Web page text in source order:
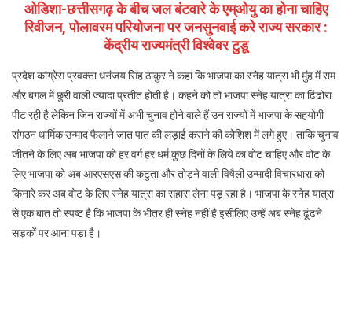
:
कांग्रेस
ओडिशा-छत्तीसगढ़ के बीच जल बंटवारे के एम्ओयु का होना चाहिए
रिवीजन, पोलावरम परियोजना पर जनसुनवाई करे राज्य सरकार :
केंद्रीय राज्यमंत्री विश्वेवर टुडू
प्रदेश कांग्रेस प्रवक्ता धनंजय सिंह ठाकुर ने कहा कि भाजपा का स्नेह यात्रा भी मुंह में राम
और बगल में छुरी वाली ज्यादा प्रतीत होती है। कहने को तो भाजपा स्नेह यात्रा का ढिंढोरा
पीट रही है लेकिन जिन राज्यों में अभी चुनाव होने वाले हैं उन राज्यों में भाजपा के सहयोगी
संगठन धार्मिक उन्माद फैलाने जात पात की लड़ाई कराने की कोशिश में लगे हुए। ताकि चुनाव
जीतने के लिए अब भाजपा को हर वर्ग हर धर्म कुछ दिनों के लिये का वोट चाहिए और वोट के
लिए भाजपा को अब आरएसएस की कटुता और तोड़ने वाली विषैली उन्मादी विचारधारा को
किनारे कर अब वोट के लिए स्नेह यात्रा का सहारा लेना पड़ रहा है। भाजपा के स्नेह यात्रा
से एक बात तो स्पष्ट है कि भाजपा के भीतर ही स्नेह नहीं है इसीलिए उन्हें अब स्नेह ढूंढने
सड़कों पर आना पड़ा है।